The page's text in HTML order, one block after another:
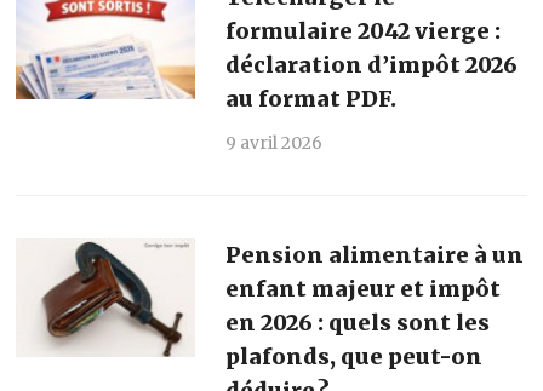
formulaire 2042 vierge :
déclaration d’impôt 2026
au format PDF.
9 avril 2026
Pension alimentaire à un
enfant majeur et impôt
en 2026 : quels sont les
plafonds, que peut-on